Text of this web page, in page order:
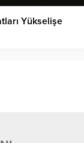
Yükselişe